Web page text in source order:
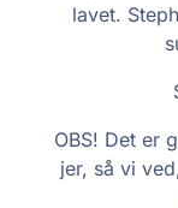
lavet.
OBS! Det er
jer, så vi